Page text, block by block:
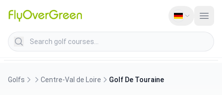
Search golf courses
Golfs Centre-Val de Loire Golf De Touraine